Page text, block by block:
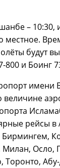
– 10:30,
местное.
будут
800 и Боинг
имени
величине
рейсы в
Бирмингем,
Осло,
Торонто,